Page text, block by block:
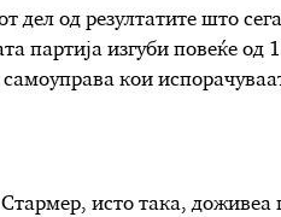
дел од резултатите што
партија изгуби повеќе од
кои
исто така, доживеа